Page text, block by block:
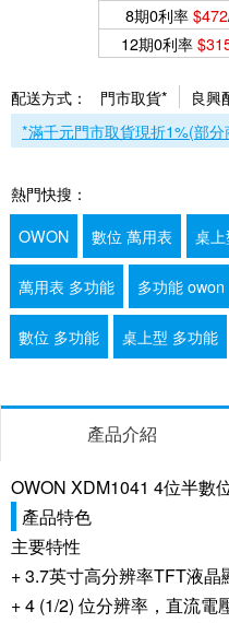
8期0利率$472
12期0利率
配送方式： 門市取貨*
良興
*滿千元門市取貨現折1%(部
熱門快搜：
OWON
數位 萬用表 桌
萬用表 多功能 多功能 owon
數位 多功能 桌上型 多功能
產品介紹
OWON XDM1041 4位半數
產品特色
主要特性
+ 3.7英寸高分辨率TFT液晶
+ 4 (1/2) 位分辨率，直流電